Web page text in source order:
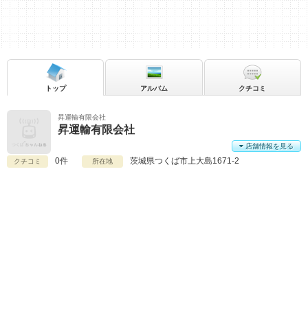
昇運輸有限会社
昇運輸有限会社
クチコミ 0件 所在地 茨城県つくば市上大島1671-2
店舗情報を見る
トップ アルバム クチコミ